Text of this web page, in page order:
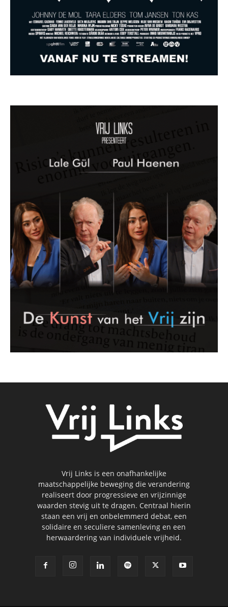
Vrij Links is een onafhankelijke
maatschappelijke beweging die verandering
realiseert door progressieve en vrijzinnige
waarden stevig uit te dragen. Centraal hierin
staan een vrij en onbelemmerd debat, een
solidaire en seculiere samenleving en een
herwaardering van individuele vrijheid.